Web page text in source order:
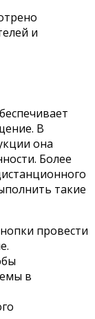
и
В
она
Более
такие
провести
в